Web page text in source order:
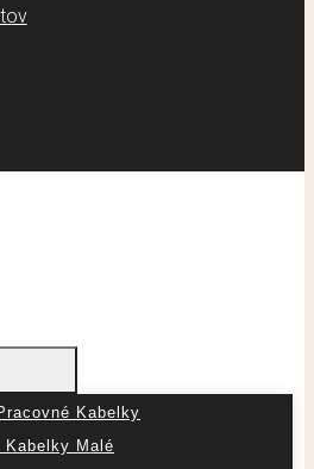
Kabelky
Kabelky Malé